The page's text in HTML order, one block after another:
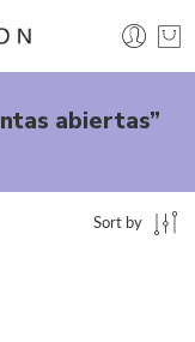
abiertas”
Sort by